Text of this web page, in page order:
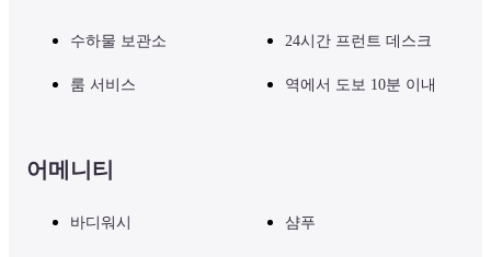
수하물 보관소 24시간 프런트 데스크
룸 서비스 역에서 도보 10분 이내
어메니티
바디워시 샴푸